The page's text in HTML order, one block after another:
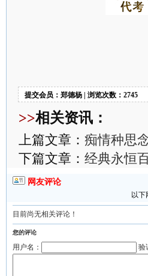
提交会员：郑德杨 | 浏览次数：2745
>>相关资讯：
上篇文章： 痴情种思
下篇文章： 经典永恒
网友评论
以
目前尚无相关评论！
您的评论
用户名： 验